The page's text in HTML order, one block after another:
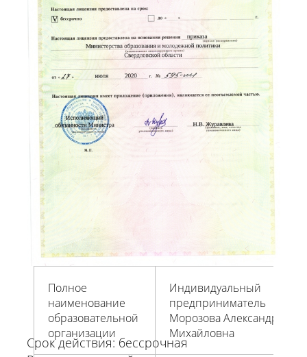
Полное
наименование
образовательной
организации
Индивидуальный
предприниматель
Морозова Александра
Михайловна
Срок действия: бессрочная